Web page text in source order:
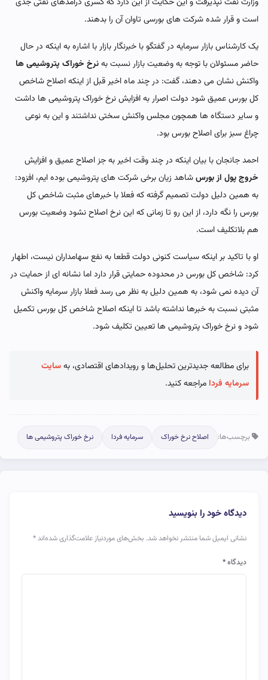
است و قرار شده شرکت های بورسی تاوان آن را بدهند.
یک کارشناس بازار سرمایه در گفتگو با خبرنگار بازار با اشاره به اینکه در حال
حاضر مسئولان با توجه به وضعیت بازار نسبت بهنرخ خوراک پتروشیمی ها
واکنش نشان می دهند، گفت: در چند ماه اخیر قبل از اینکه اصلاح شاخص
کل بورس عمیق شود دولت اصرار به افزایش نرخ خوراک پتروشیمی ها داشت
و سایر دستگاه ها همچون مجلس واکنش سختی نداشتند و این به نوعی
چراغ سبز برای اصلاح بورس بود.
احمد جانجان با بیان اینکه در چند وقت اخیر به جز اصلاح عمیق و افزایش
خروج پول از بورسشاهد زیان برخی شرکت های پتروشیمی بوده ایم، افزود:
به همین دلیل دولت تصمیم گرفته که فعلا با خبرهای مثبت شاخص کل
بورس را نگه دارد، از این رو تا زمانی که این نرخ اصلاح نشود وضعیت بورس
هم بلاتکلیف است.
او با تاکید بر اینکه سیاست کنونی دولت قطعا به نفع سهامداران نیست، اطهار
کرد: شاخص کل بورس در محدوده حمایتی قرار دارد اما نشانه ای از حمایت در
آن دیده نمی شود، به همین دلیل به نظر می رسد فعلا بازار سرمایه واکنش
مثبتی نسبت به خبرها نداشته باشد تا اینکه اصلاح شاخص کل بورس تکمیل
شود و نرخ خوراک پتروشیمی ها تعیین تکلیف شود.
برای مطالعه جدیدترین تحلیل‌ها و رویدادهای اقتصادی، بهسایت
سرمایه فردا مراجعه کنید.
برچسب‌ها: اصلاح نرخ خوراک سرمایه فردا نرخ خوراک پتروشیمی ها
دیدگاه خود را بنویسید
نشانی ایمیل شما منتشر نخواهد شد. بخش‌های موردنیاز علامت‌گذاری شده‌اند*
دیدگاه*